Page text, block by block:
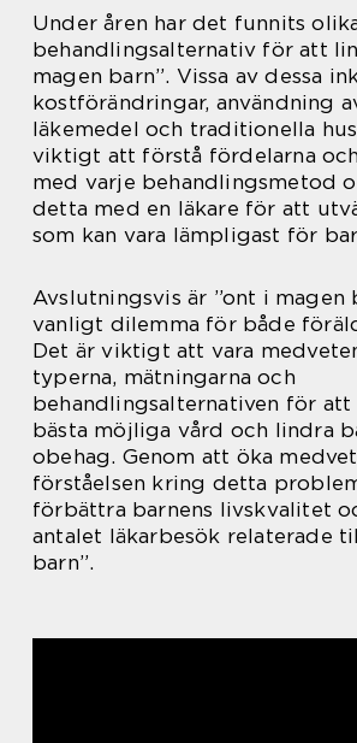
Under åren har det funnits
behandlingsalternativ för att
magen barn”. Vissa av dessa
kostförändringar, användning
läkemedel och traditionella
viktigt att förstå fördelarna
med varje behandlingsmetod
detta med en läkare för att
som kan vara lämpligast för
Avslutningsvis är ”ont i magen
vanligt dilemma för både
Det är viktigt att vara
typerna, mätningarna och
behandlingsalternativen för att
bästa möjliga vård och lindra
obehag. Genom att öka
förståelsen kring detta
förbättra barnens livskvalitet
antalet läkarbesök relaterade
barn”.